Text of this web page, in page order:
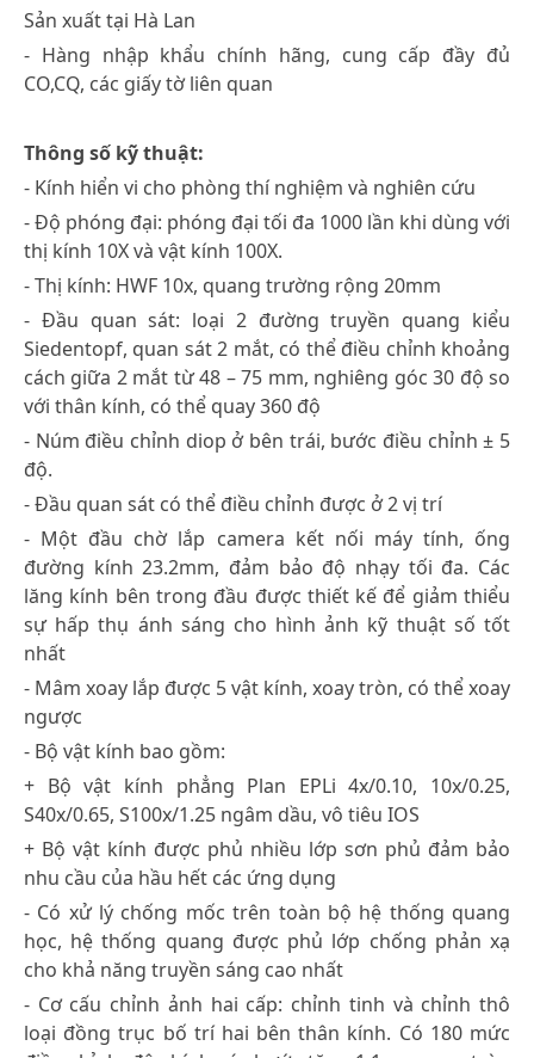
Sản xuất tại Hà Lan
- Hàng nhập khẩu chính hãng, cung cấp đầy đủ
CO,CQ, các giấy tờ liên quan
Thông số kỹ thuật:
- Kính hiển vi cho phòng thí nghiệm và nghiên cứu
- Độ phóng đại: phóng đại tối đa 1000 lần khi dùng với
thị kính 10X và vật kính 100X.
- Thị kính: HWF 10x, quang trường rộng 20mm
- Đầu quan sát: loại 2 đường truyền quang kiểu
Siedentopf, quan sát 2 mắt, có thể điều chỉnh khoảng
cách giữa 2 mắt từ 48 – 75 mm, nghiêng góc 30 độ so
với thân kính, có thể quay 360 độ
- Núm điều chỉnh diop ở bên trái, bước điều chỉnh ± 5
độ.
- Đầu quan sát có thể điều chỉnh được ở 2 vị trí
- Một đầu chờ lắp camera kết nối máy tính, ống
đường kính 23.2mm, đảm bảo độ nhạy tối đa. Các
lăng kính bên trong đầu được thiết kế để giảm thiểu
sự hấp thụ ánh sáng cho hình ảnh kỹ thuật số tốt
nhất
- Mâm xoay lắp được 5 vật kính, xoay tròn, có thể xoay
ngược
- Bộ vật kính bao gồm:
+ Bộ vật kính phẳng Plan EPLi 4x/0.10, 10x/0.25,
S40x/0.65, S100x/1.25 ngâm dầu, vô tiêu IOS
+ Bộ vật kính được phủ nhiều lớp sơn phủ đảm bảo
nhu cầu của hầu hết các ứng dụng
- Có xử lý chống mốc trên toàn bộ hệ thống quang
học, hệ thống quang được phủ lớp chống phản xạ
cho khả năng truyền sáng cao nhất
- Cơ cấu chỉnh ảnh hai cấp: chỉnh tinh và chỉnh thô
loại đồng trục bố trí hai bên thân kính. Có 180 mức